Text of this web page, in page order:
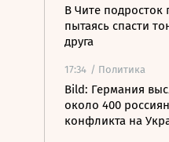
В Чите подросток
пытаясь спасти
друга
17:34 / Политика
Bild: Германия
около 400
конфликта на